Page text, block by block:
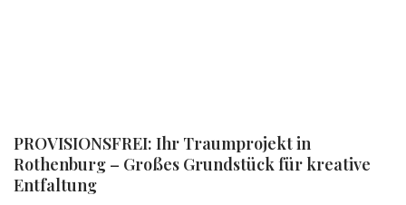
PROVISIONSFREI: Ihr Traumprojekt in
Rothenburg – Großes Grundstück für kreative
Entfaltung